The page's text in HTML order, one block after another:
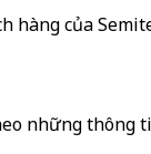
hàng của
những thông